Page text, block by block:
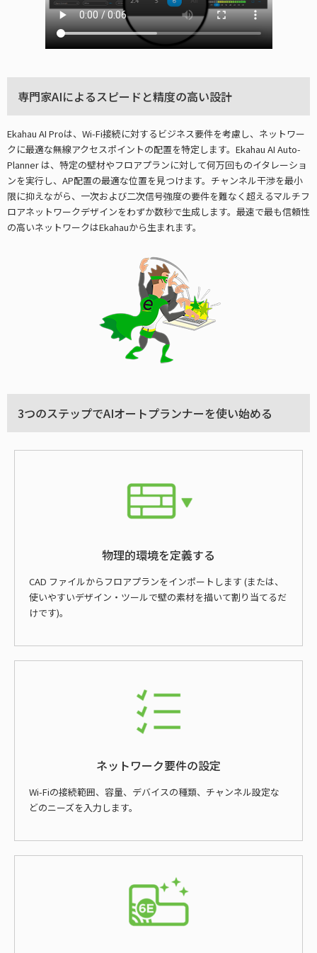
専門家AIによるスピードと精度の高い設計
Ekahau AI Proは、Wi-Fi接続に対するビジネス要件を考慮し、ネットワー
クに最適な無線アクセスポイントの配置を特定します。Ekahau AI Auto-
Planner は、特定の壁材やフロアプランに対して何万回ものイタレーショ
ンを実行し、AP配置の最適な位置を見つけます。チャンネル干渉を最小
限に抑えながら、一次および二次信号強度の要件を難なく超えるマルチフ
ロアネットワークデザインをわずか数秒で生成します。最速で最も信頼性
の高いネットワークはEkahauから生まれます。
3つのステップでAIオートプランナーを使い始める
物理的環境を定義する
CAD ファイルからフロアプランをインポートします (または、
使いやすいデザイン・ツールで壁の素材を描いて割り当てるだ
けです)。
ネットワーク要件の設定
Wi-Fiの接続範囲、容量、デバイスの種類、チャンネル設定な
どのニーズを入力します。